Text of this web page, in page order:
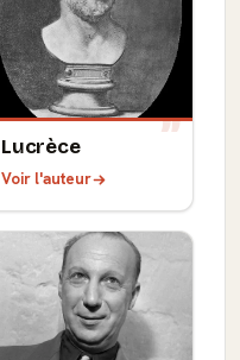
Lucrèce
Voir l'auteur